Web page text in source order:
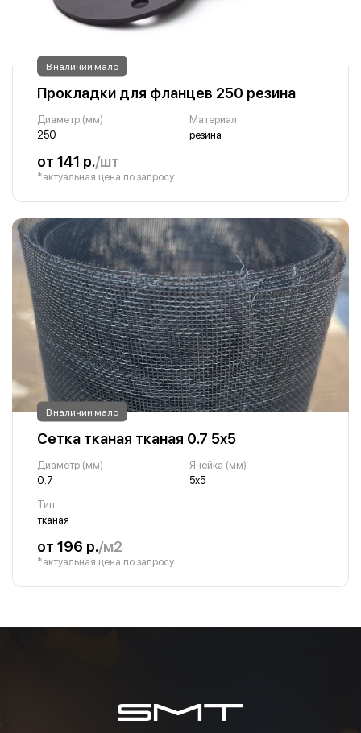
В наличии мало
Прокладки для фланцев 250 резина
Диаметр (мм)
250
Материал
резина
от 141 р./шт
*актуальная цена по запросу
В наличии мало
Сетка тканая тканая 0.7 5х5
Диаметр (мм)
0.7
Ячейка (мм)
5х5
Тип
тканая
от 196 р./м2
*актуальная цена по запросу